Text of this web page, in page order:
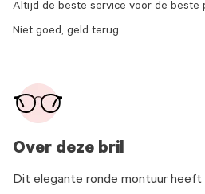
Over deze bril
Dit elegante ronde montuur heeft
Altijd de beste service voor de beste
Niet goed, geld terug